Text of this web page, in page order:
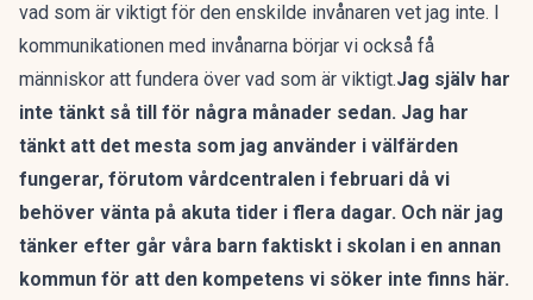
vad som är viktigt för den enskilde invånaren vet jag inte. I
kommunikationen med invånarna börjar vi också få
människor att fundera över vad som är viktigt.Jag själv har
inte tänkt så till för några månader sedan. Jag har
tänkt att det mesta som jag använder i välfärden
fungerar, förutom vårdcentralen i februari då vi
behöver vänta på akuta tider i flera dagar. Och när jag
tänker efter går våra barn faktiskt i skolan i en annan
kommun för att den kompetens vi söker inte finns här.